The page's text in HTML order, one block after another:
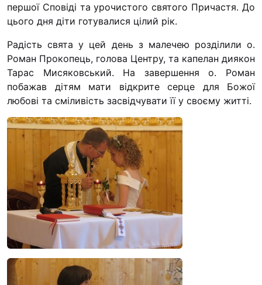
Підтримати сім’ю
Юричко
“#Усинови_ТИ”
Законодавство
Освіта
Контакти
(096) 749 79 80
procopecj@gmail.com
першої Сповіді та урочистого святого Причастя. До
цього дня діти готувалися цілий рік.
Радість свята у цей день з малечею розділили о.
Роман Прокопець, голова Центру, та капелан диякон
Тарас Мисяковський. На завершення о. Роман
побажав дітям мати відкрите серце для Божої
любові та сміливість засвідчувати її у своєму житті.